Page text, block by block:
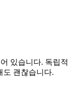
있습니다. 독립적
도 괜찮습니다.